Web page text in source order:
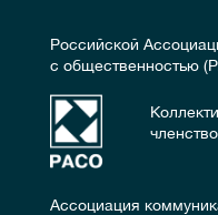
Российской
с общественностью
членство
Ассоциация